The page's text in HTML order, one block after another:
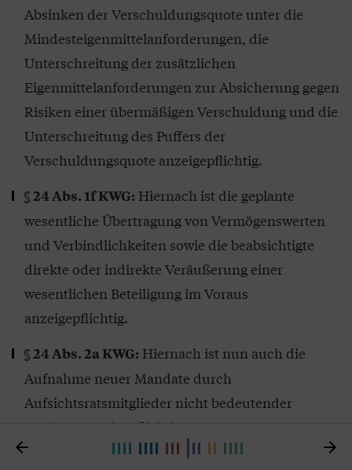
Absinken der Verschuldungsquote unter die
Mindesteigenmittelanforderungen, die
Unterschreitung der zusätzlichen
Eigenmittelanforderungen zur Absicherung gegen
Risiken einer übermäßigen Verschuldung und die
Unterschreitung des Puffers der
Verschuldungsquote anzeigepflichtig.
§ 24 Abs. 1f KWG: Hiernach ist die geplante
wesentliche Übertragung von Vermögenswerten
und Verbindlichkeiten sowie die beabsichtigte
direkte oder indirekte Veräußerung einer
wesentlichen Beteiligung im Voraus
anzeigepflichtig.
§ 24 Abs. 2a KWG: Hiernach ist nun auch die
Aufnahme neuer Mandate durch
Aufsichtsratsmitglieder nicht bedeutender
Institute anzeigepflichtig.
Weitere Änderungen und neue Anzeigepflichten
 